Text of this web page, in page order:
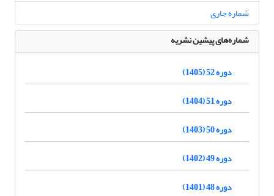
شماره جاری
شماره‌های پیشین نشریه
دوره 52 (1405)
دوره 51 (1404)
دوره 50 (1403)
دوره 49 (1402)
دوره 48 (1401)